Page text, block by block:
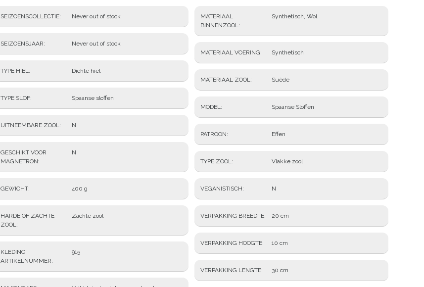
SEIZOENSCOLLECTIE Never out of stock
SEIZOENSJAAR Never out of stock
TYPE HIEL Dichte hiel
TYPE SLOF Spaanse sloffen
UITNEEMBARE ZOOL N
GESCHIKT VOOR
MAGNETRON
N
GEWICHT 400 g
HARDE OF ZACHTE
ZOOL
Zachte zool
KLEDING
ARTIKELNUMMER
915
MATERIAAL
BINNENZOOL
Synthetisch, Wol
MATERIAAL VOERING Synthetisch
MATERIAAL ZOOL Suède
MODEL Spaanse Sloffen
PATROON Effen
TYPE ZOOL Vlakke zool
VEGANISTISCH N
VERPAKKING BREEDTE 20 cm
VERPAKKING HOOGTE 10 cm
VERPAKKING LENGTE 30 cm